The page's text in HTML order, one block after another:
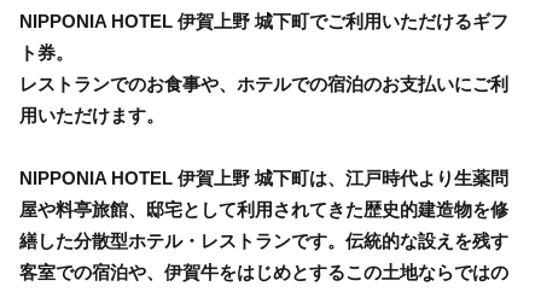
NIPPONIA HOTEL 伊賀上野 城下町でご利用いただけるギフ
ト券。
レストランでのお食事や、ホテルでの宿泊のお支払いにご利
用いただけます。
NIPPONIA HOTEL 伊賀上野 城下町は、江戸時代より生薬問
屋や料亭旅館、邸宅として利用されてきた歴史的建造物を修
繕した分散型ホテル・レストランです。伝統的な設えを残す
客室での宿泊や、伊賀牛をはじめとするこの土地ならではの